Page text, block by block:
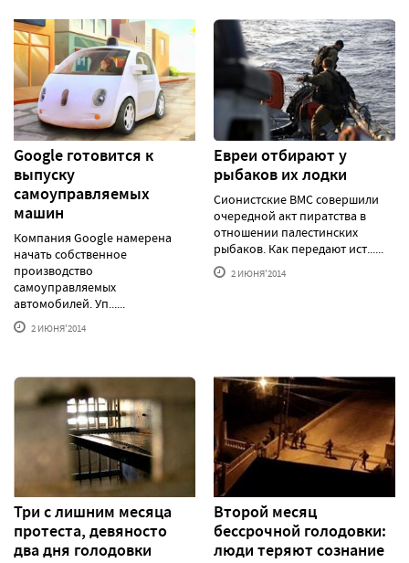
Google готовится к
выпуску
самоуправляемых
машин
Компания Google намерена
начать собственное
производство
самоуправляемых
автомобилей. Уп......
2 ИЮНЯ'2014
Евреи отбирают у
рыбаков их лодки
Сионистские ВМС совершили
очередной акт пиратства в
отношении палестинских
рыбаков. Как передают ист......
2 ИЮНЯ'2014
Три с лишним месяца
протеста, девяносто
два дня голодовки
Второй месяц
бессрочной голодовки:
люди теряют сознание